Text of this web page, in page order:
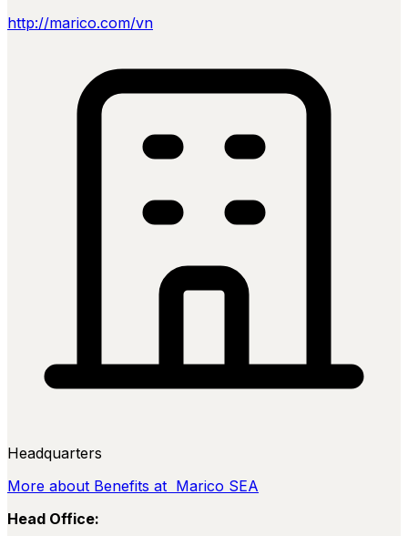
http://marico.com/vn
Headquarters
More about Benefits at Marico SEA
Head Office: